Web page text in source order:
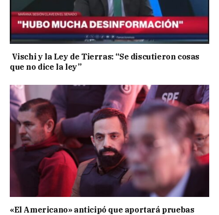
Vischi y la Ley de Tierras: “Se discutieron cosas
que no dice la ley”
«El Americano» anticipó que aportará pruebas